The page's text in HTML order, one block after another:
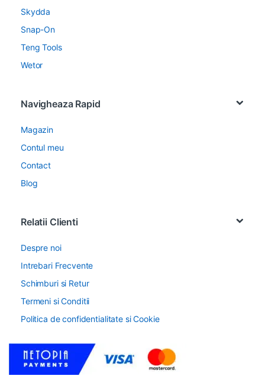
Skydda
Snap-On
Teng Tools
Wetor
Navigheaza Rapid
Magazin
Contul meu
Contact
Blog
Relatii Clienti
Despre noi
Intrebari Frecvente
Schimburi si Retur
Termeni si Conditii
Politica de confidentialitate si Cookie